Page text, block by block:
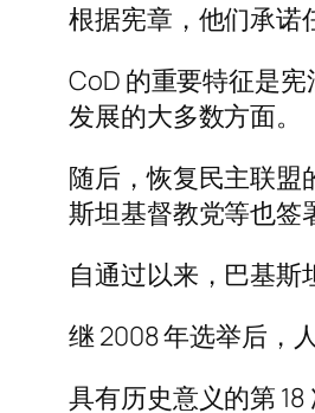
根据宪章，他们承诺
CoD 的重要特征是
发展的大多数方面。
随后，恢复民主联盟
斯坦基督教党等也签
自通过以来，巴基斯
继 2008 年选举后，
具有历史意义的第